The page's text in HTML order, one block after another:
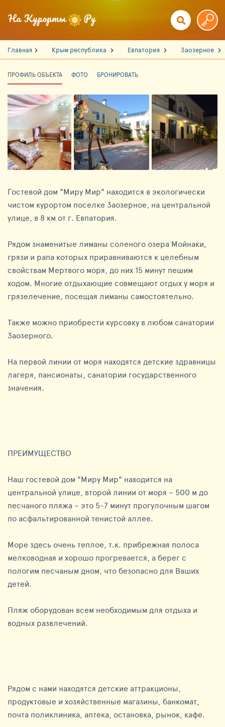
Главная Крым республика Евпатория Заозерное
ПРОФИЛЬ ОБЪЕКТА ФОТО БРОНИРОВАТЬ
Гостевой дом "Миру Мир" находится в экологически
чистом курортом поселке Заозерное, на центральной
улице, в 8 км от г. Евпатория.
Рядом знаменитые лиманы соленого озера Мойнаки,
грязи и рапа которых приравниваются к целебным
свойствам Мертвого моря, до них 15 минут пешим
ходом. Многие отдыхающие совмещают отдых у моря и
грязелечение, посещая лиманы самостоятельно.
Также можно приобрести курсовку в любом санатории
Заозерного.
На первой линии от моря находятся детские здравницы
лагеря, пансионаты, санатории государственного
значения.
ПРЕИМУЩЕСТВО
Наш гостевой дом "Миру Мир" находится на
центральной улице, второй линии от моря – 500 м до
песчаного пляжа – это 5-7 минут прогулочным шагом
по асфальтированной тенистой аллее.
Море здесь очень теплое, т.к. прибрежная полоса
мелководная и хорошо прогревается, а берег с
пологим песчаным дном, что безопасно для Ваших
детей.
Пляж оборудован всем необходимым для отдыха и
водных развлечений.
Рядом с нами находятся детские аттракционы,
продуктовые и хозяйственные магазины, банкомат,
почта поликлиника, аптека, остановка, рынок, кафе.